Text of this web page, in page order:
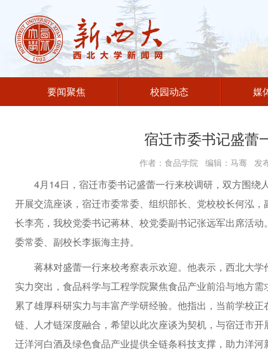
要闻聚焦 校园动态 媒
宿迁市委书记盛蕾
作者：食品学院 编辑：马骞
4月14日，宿迁市委书记盛蕾一行来校调研，双方围
开展交流座谈，宿迁市委常委、组织部长、党校校长何泓
长李亮，我校党委书记蒋林、校党委副书记张远军出席活
委常委、副校长李振海主持。
蒋林对盛蕾一行来校考察表示欢迎。他表示，西北大学
实力突出，食品科学与工程学院聚焦食品产业前沿与地方
累了雄厚科研实力与丰富产学研经验。他指出，当前学校
链、人才链深度融合，希望以此次座谈为契机，与宿迁市
迁洋河白酒及绿色食品产业提供全链条科技支撑，助力洋